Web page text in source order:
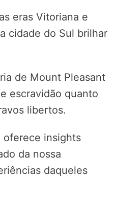
eras Vitoriana e
cidade do Sul brilhar
de Mount Pleasant
escravidão quanto
libertos.
oferece insights
da nossa
daqueles